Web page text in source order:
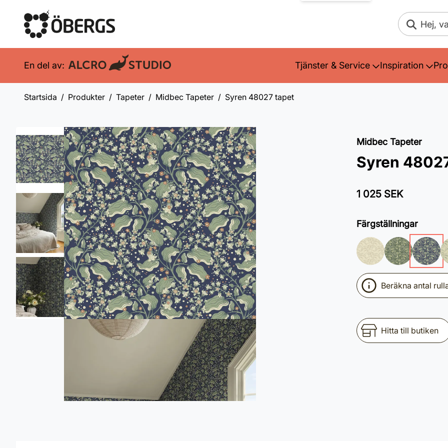
Sök
En del av: Tjänster & Service Inspiration
Startsida Produkter Tapeter Midbec Tapeter Syren 48027 tapet
Midbec Tapeter
Syren
1 025 SEK
Färgställningar
Beräkna antal
Hitta till butiken